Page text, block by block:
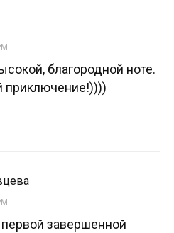
благородной ноте.
приключение!))))
завершенной